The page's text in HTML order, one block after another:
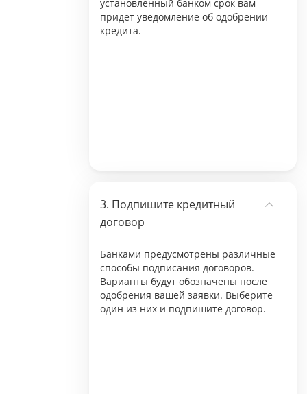
установленный банком срок вам
придет уведомление об одобрении
кредита.
Подпишите кредитный
договор
Банками предусмотрены различные
способы подписания договоров.
Варианты будут обозначены после
одобрения вашей заявки. Выберите
один из них и подпишите договор.